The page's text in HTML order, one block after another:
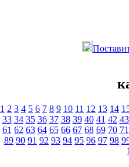
1 2 3 4 5 6 7 8 9 10 11 12 13 14
33 34 35 36 37 38 39 40 41 42 43
61 62 63 64 65 66 67 68 69 70 71
89 90 91 92 93 94 95 96 97 98